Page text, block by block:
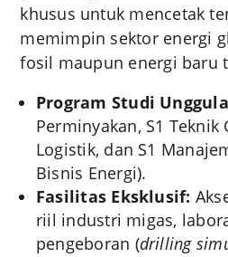
khusus untuk mencetak
memimpin sektor energi
fosil maupun energi baru
Program Studi
Perminyakan, S1 Teknik
Logistik, dan S1
Bisnis Energi).
Fasilitas Eksklusif:
riil industri migas,
pengeboran (drilling